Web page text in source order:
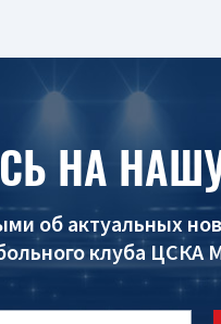
НА
об актуальных
клуба ЦСКА